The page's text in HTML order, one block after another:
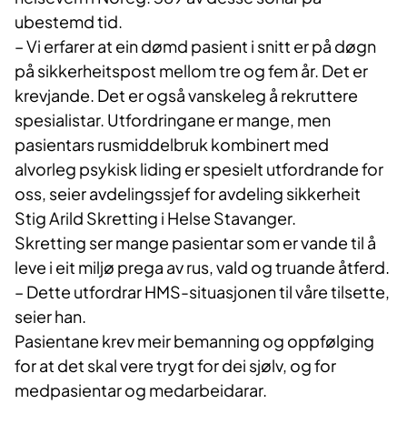
ubestemd tid.
– Vi erfarer at ein dømd pasient i snitt er på døgn
på sikkerheitspost mellom tre og fem år. Det er
krevjande. Det er også vanskeleg å rekruttere
spesialistar. Utfordringane er mange, men
pasientars rusmiddelbruk kombinert med
alvorleg psykisk liding er spesielt utfordrande for
oss, seier avdelingssjef for avdeling sikkerheit
Stig Arild Skretting i Helse Stavanger.
Skretting ser mange pasientar som er vande til å
leve i eit miljø prega av rus, vald og truande åtferd.
– Dette utfordrar HMS-situasjonen til våre tilsette,
seier han.
Pasientane krev meir bemanning og oppfølging
for at det skal vere trygt for dei sjølv, og for
medpasientar og medarbeidarar.